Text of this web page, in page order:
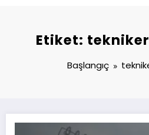
Etiket: tekniker
Başlangıç